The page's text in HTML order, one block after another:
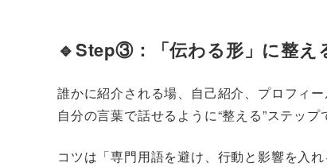
🔹Step③：「伝わる形」に整え
誰かに紹介される場、自己紹介、プロフィ
自分の言葉で話せるように“整える”ステップ
コツは「専門用語を避け、行動と影響を入れ